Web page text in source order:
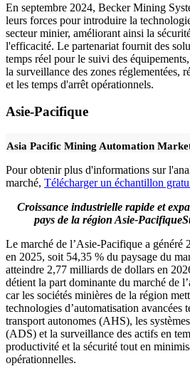
En septembre 2024, Becker Mining
leurs forces pour introduire la
secteur minier, améliorant ainsi la
l'efficacité. Le partenariat fournit des
temps réel pour le suivi des
la surveillance des zones réglementées,
et les temps d'arrêt opérationnels.
Asie-Pacifique
Asia Pacific Mining Automation
Pour obtenir plus d'informations sur
marché, Télécharger un échantillon
Croissance industrielle rapide et
pays de la région Asie-Pacifique
Le marché de l’Asie-Pacifique a généré
en 2025, soit 54,35 % du paysage du
atteindre 2,77 milliards de dollars en
détient la part dominante du marché de
car les sociétés minières de la région
technologies d’automatisation avancées
transport autonomes (AHS), les
(ADS) et la surveillance des actifs en
productivité et la sécurité tout en
opérationnelles.